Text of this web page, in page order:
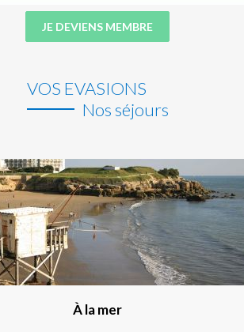
JE DEVIENS MEMBRE
VOS EVASIONS
Nos séjours
À la mer